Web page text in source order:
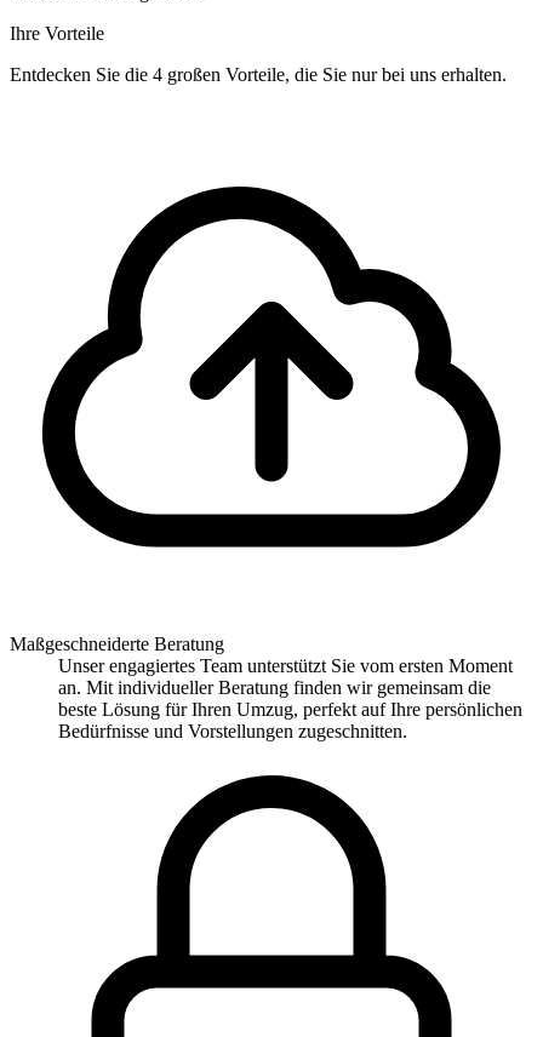
Ihre Vorteile
Entdecken Sie die 4 großen Vorteile, die Sie nur bei uns erhalten.
Maßgeschneiderte Beratung
Unser engagiertes Team unterstützt Sie vom ersten Moment
an. Mit individueller Beratung finden wir gemeinsam die
beste Lösung für Ihren Umzug, perfekt auf Ihre persönlichen
Bedürfnisse und Vorstellungen zugeschnitten.